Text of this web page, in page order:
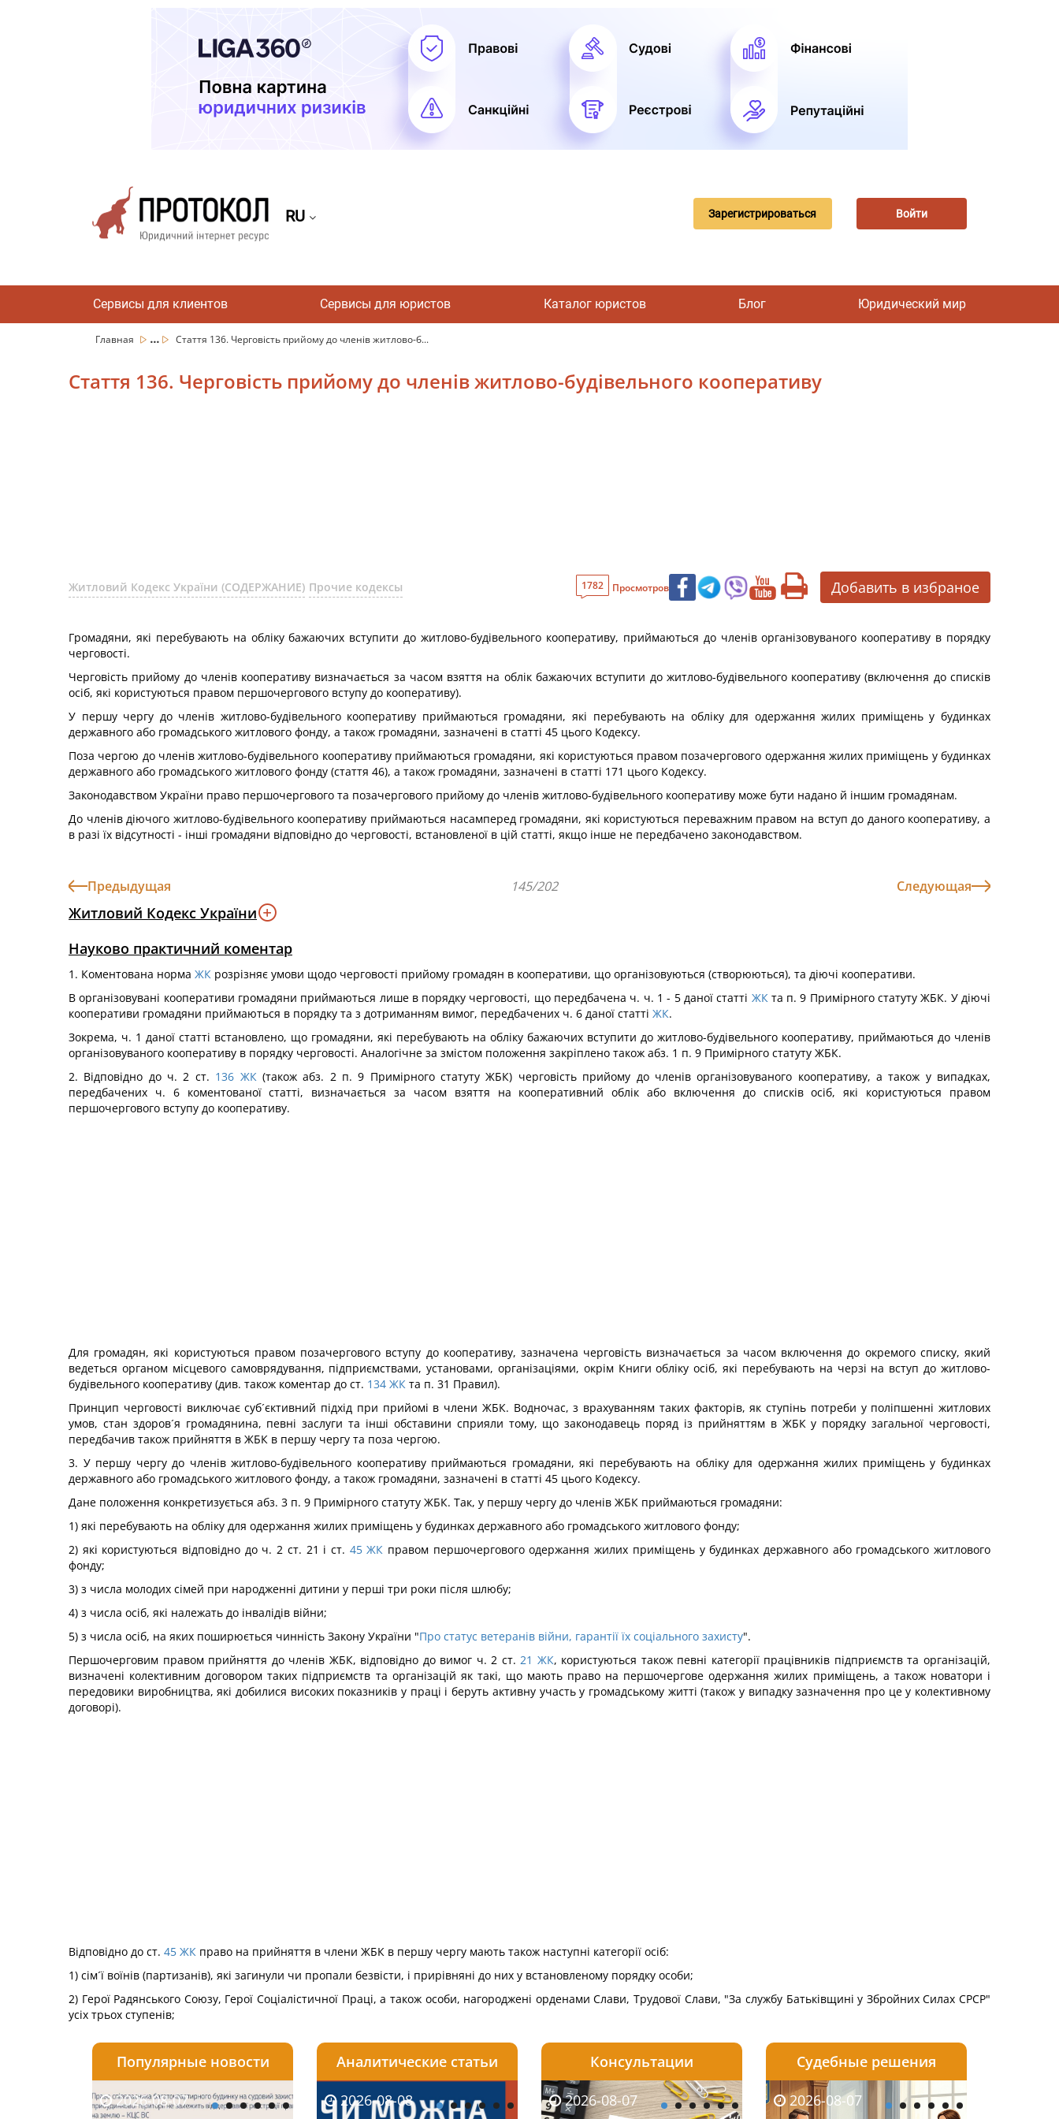
RU Зарегистрироваться Войти
Сервисы для клиентов Сервисы для юристов Каталог юристов Блог Юридический мир
Главная ... Стаття 136. Черговість прийому до членів житлово-б...
Стаття 136. Черговість прийому до членів житлово-будівельного кооперативу
Житловий Кодекс України (СОДЕРЖАНИЕ) Прочие кодексы 1782 Просмотров Добавить в избраное
Громадяни, які перебувають на обліку бажаючих вступити до житлово-будівельного кооперативу, приймаються до членів організовуваного кооперативу в порядку
черговості.
Черговість прийому до членів кооперативу визначається за часом взяття на облік бажаючих вступити до житлово-будівельного кооперативу (включення до списків
осіб, які користуються правом першочергового вступу до кооперативу).
У першу чергу до членів житлово-будівельного кооперативу приймаються громадяни, які перебувають на обліку для одержання жилих приміщень у будинках
державного або громадського житлового фонду, а також громадяни, зазначені в статті 45 цього Кодексу.
Поза чергою до членів житлово-будівельного кооперативу приймаються громадяни, які користуються правом позачергового одержання жилих приміщень у будинках
державного або громадського житлового фонду (стаття 46), а також громадяни, зазначені в статті 171 цього Кодексу.
Законодавством України право першочергового та позачергового прийому до членів житлово-будівельного кооперативу може бути надано й іншим громадянам.
До членів діючого житлово-будівельного кооперативу приймаються насамперед громадяни, які користуються переважним правом на вступ до даного кооперативу, а
в разі їх відсутності - інші громадяни відповідно до черговості, встановленої в цій статті, якщо інше не передбачено законодавством.
Предыдущая 145/202 Следующая
Житловий Кодекс України
Науково практичний коментар
1. Коментована норма ЖК розрізняє умови щодо черговості прийому громадян в кооперативи, що організовуються (створюються), та діючі кооперативи.
В організовувані кооперативи громадяни приймаються лише в порядку черговості, що передбачена ч. ч. 1 - 5 даної статті ЖКта п. 9 Примірного статуту ЖБК. У діючі
кооперативи громадяни приймаються в порядку та з дотриманням вимог, передбачених ч. 6 даної статті ЖК.
Зокрема, ч. 1 даної статті встановлено, що громадяни, які перебувають на обліку бажаючих вступити до житлово-будівельного кооперативу, приймаються до членів
організовуваного кооперативу в порядку черговості. Аналогічне за змістом положення закріплено також абз. 1 п. 9 Примірного статуту ЖБК.
2. Відповідно до ч. 2 ст. 136 ЖК(також абз. 2 п. 9 Примірного статуту ЖБК) черговість прийому до членів організовуваного кооперативу, а також у випадках,
передбачених ч. 6 коментованої статті, визначається за часом взяття на кооперативний облік або включення до списків осіб, які користуються правом
першочергового вступу до кооперативу.
Для громадян, які користуються правом позачергового вступу до кооперативу, зазначена черговість визначається за часом включення до окремого списку, який
ведеться органом місцевого самоврядування, підприємствами, установами, організаціями, окрім Книги обліку осіб, які перебувають на черзі на вступ до житлово-
будівельного кооперативу (див. також коментар до ст. 134 ЖК та п. 31 Правил).
Принцип черговості виключає суб´єктивний підхід при прийомі в члени ЖБК. Водночас, з врахуванням таких факторів, як ступінь потреби у поліпшенні житлових
умов, стан здоров´я громадянина, певні заслуги та інші обставини сприяли тому, що законодавець поряд із прийняттям в ЖБК у порядку загальної черговості,
передбачив також прийняття в ЖБК в першу чергу та поза чергою.
3. У першу чергу до членів житлово-будівельного кооперативу приймаються громадяни, які перебувають на обліку для одержання жилих приміщень у будинках
державного або громадського житлового фонду, а також громадяни, зазначені в статті 45 цього Кодексу.
Дане положення конкретизується абз. 3 п. 9 Примірного статуту ЖБК. Так, у першу чергу до членів ЖБК приймаються громадяни:
1) які перебувають на обліку для одержання жилих приміщень у будинках державного або громадського житлового фонду;
2) які користуються відповідно до ч. 2 ст. 21 і ст. 45ЖК правом першочергового одержання жилих приміщень у будинках державного або громадського житлового
фонду;
3) з числа молодих сімей при народженні дитини у перші три роки після шлюбу;
4) з числа осіб, які належать до інвалідів війни;
5) з числа осіб, на яких поширюється чинність Закону України "Про статус ветеранів війни, гарантії їх соціального захисту".
Першочерговим правом прийняття до членів ЖБК, відповідно до вимог ч. 2 ст. 21 ЖК, користуються також певні категорії працівників підприємств та організацій,
визначені колективним договором таких підприємств та організацій як такі, що мають право на першочергове одержання жилих приміщень, а також новатори і
передовики виробництва, які добилися високих показників у праці і беруть активну участь у громадському житті (також у випадку зазначення про це у колективному
договорі).
Відповідно до ст. 45 ЖК право на прийняття в члени ЖБК в першу чергу мають також наступні категорії осіб:
1) сім´ї воїнів (партизанів), які загинули чи пропали безвісти, і прирівняні до них у встановленому порядку особи;
2) Герої Радянського Союзу, Герої Соціалістичної Праці, а також особи, нагороджені орденами Слави, Трудової Слави, "За службу Батьківщині у Збройних Силах СРСР"
усіх трьох ступенів;
Популярные новости
2026-08-07 2026-08-06 2026-08-06 2026-08-06 2026-08-05
Аналитические статьи
2026-08-03 2026-08-08 2026-08-07 2026-08-04 2026-08-04
Консультации
2026-08-05 2026-08-07 2026-08-07 2026-08-06
Судебные решения
2026-07-30 2026-08-07